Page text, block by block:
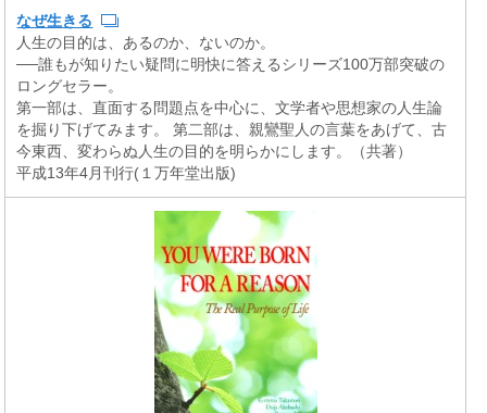
なぜ生きる
人生の目的は、あるのか、ないのか。
──誰もが知りたい疑問に明快に答えるシリーズ100万部突破の
ロングセラー。
第一部は、直面する問題点を中心に、文学者や思想家の人生論
を掘り下げてみます。 第二部は、親鸞聖人の言葉をあげて、古
今東西、変わらぬ人生の目的を明らかにします。（共著）
平成13年4月刊行(１万年堂出版)